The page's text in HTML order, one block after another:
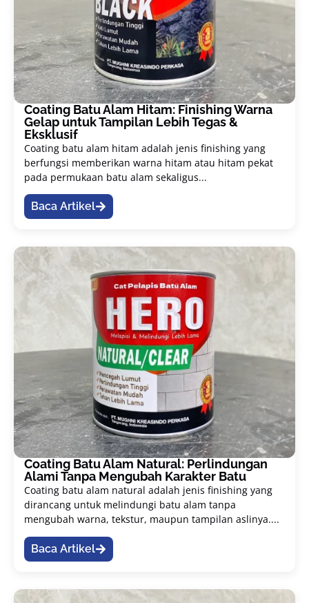
Coating Batu Alam Hitam: Finishing Warna
Gelap untuk Tampilan Lebih Tegas &
Eksklusif
Coating batu alam hitam adalah jenis finishing yang
berfungsi memberikan warna hitam atau hitam pekat
pada permukaan batu alam sekaligus...
Baca Artikel
Coating Batu Alam Natural: Perlindungan
Alami Tanpa Mengubah Karakter Batu
Coating batu alam natural adalah jenis finishing yang
dirancang untuk melindungi batu alam tanpa
mengubah warna, tekstur, maupun tampilan aslinya....
Baca Artikel